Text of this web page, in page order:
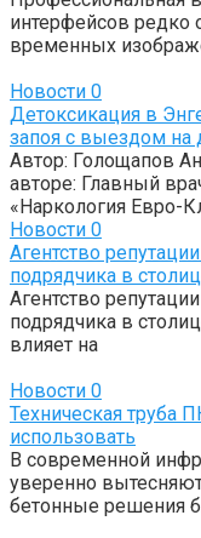
интерфейсов редко
временных
Новости 0
Детоксикация в
запоя с выездом на
Автор: Голощапов
авторе: Главный
«Наркология Евро-
Новости 0
Агентство
подрядчика в
Агентство
подрядчика в
влияет на
Новости 0
Техническая труба
использовать
В современной
уверенно
бетонные решения